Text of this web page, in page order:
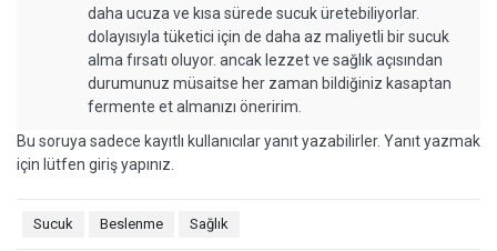
daha ucuza ve kısa sürede sucuk üretebiliyorlar.
dolayısıyla tüketici için de daha az maliyetli bir sucuk
alma fırsatı oluyor. ancak lezzet ve sağlık açısından
durumunuz müsaitse her zaman bildiğiniz kasaptan
fermente et almanızı öneririm.
Bu soruya sadece kayıtlı kullanıcılar yanıt yazabilirler. Yanıt yazmak
için lütfen giriş yapınız.
Sucuk Beslenme Sağlık